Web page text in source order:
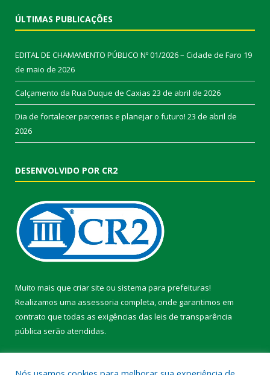
ÚLTIMAS PUBLICAÇÕES
EDITAL DE CHAMAMENTO PÚBLICO Nº 01/2026 – Cidade de Faro 19
de maio de 2026
Calçamento da Rua Duque de Caxias 23 de abril de 2026
Dia de fortalecer parcerias e planejar o futuro! 23 de abril de
2026
DESENVOLVIDO POR CR2
Muito mais que criar site ou sistema para prefeituras!
Realizamos uma assessoria completa, onde garantimos em
contrato que todas as exigências das leis de transparência
pública serão atendidas.